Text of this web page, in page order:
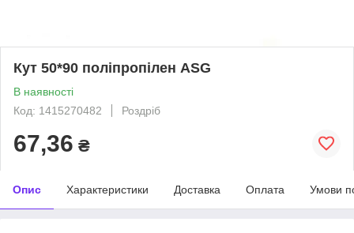
Кут 50*90 поліпропілен ASG
В наявності
Код: 1415270482
Роздріб
67,36 ₴
Опис Характеристики Доставка Оплата Умови